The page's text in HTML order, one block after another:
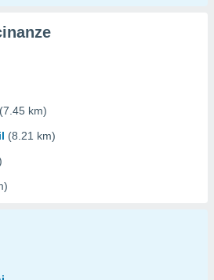
(7.45 km)
(8.21 km)